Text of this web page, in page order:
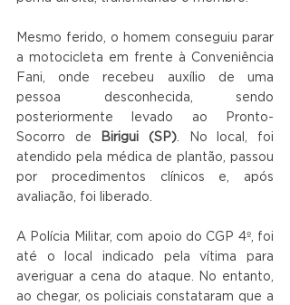
Mesmo ferido, o homem conseguiu parar
a motocicleta em frente à Conveniência
Fani, onde recebeu auxílio de uma
pessoa desconhecida, sendo
posteriormente levado ao Pronto-
Socorro de
Birigui (SP). No local, foi
atendido pela médica de plantão, passou
por procedimentos clínicos e, após
avaliação, foi liberado.
A Polícia Militar, com apoio do CGP 4º, foi
até o local indicado pela vítima para
averiguar a cena do ataque. No entanto,
ao chegar, os policiais constataram que a